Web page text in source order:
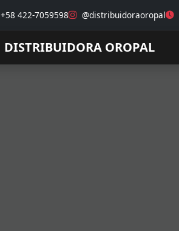
+58 422-7059598 @distribuidoraoropal
DISTRIBUIDORA OROPAL